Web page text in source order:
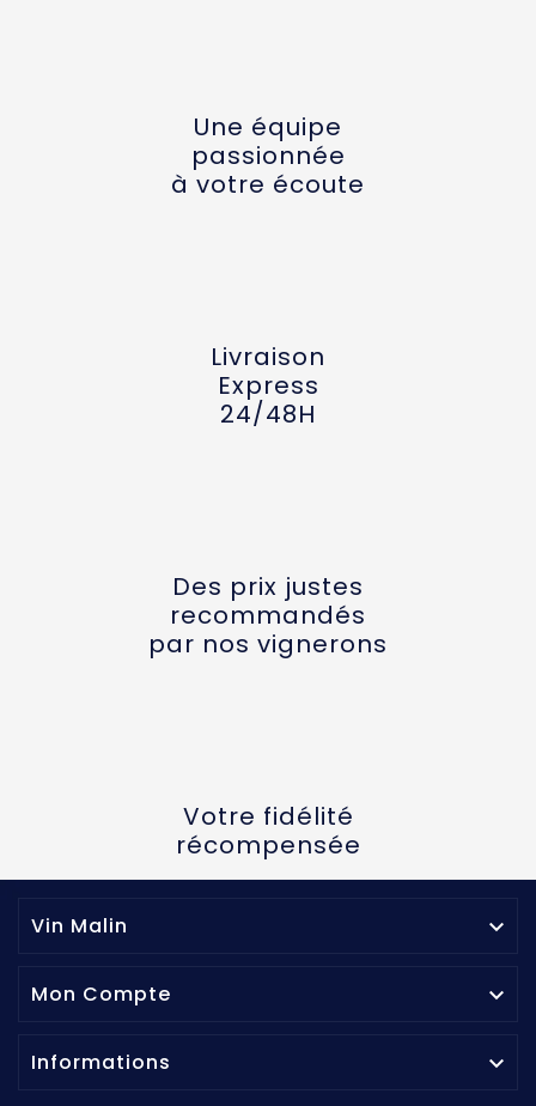
Une équipe
passionnée
à votre écoute
Livraison
Express
24/48H
Des prix justes
recommandés
par nos vignerons
Votre fidélité
récompensée
Vin Malin 
Mon Compte 
Informations 